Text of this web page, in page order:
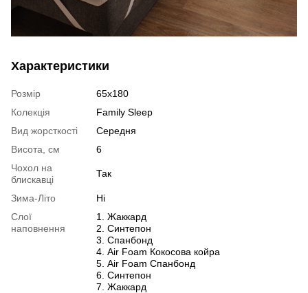
Характеристики
Розмір
65х180
Колекція
Family Sleep
Вид жорсткості
Середня
Висота, см
6
Чохол на
блискавці
Так
Зима-Літо
Ні
Слої
наповнення
1. Жаккард
2. Синтепон
3. Спанбонд
4. Air Foam Кокосова койра
5. Air Foam Спанбонд
6. Синтепон
7. Жаккард